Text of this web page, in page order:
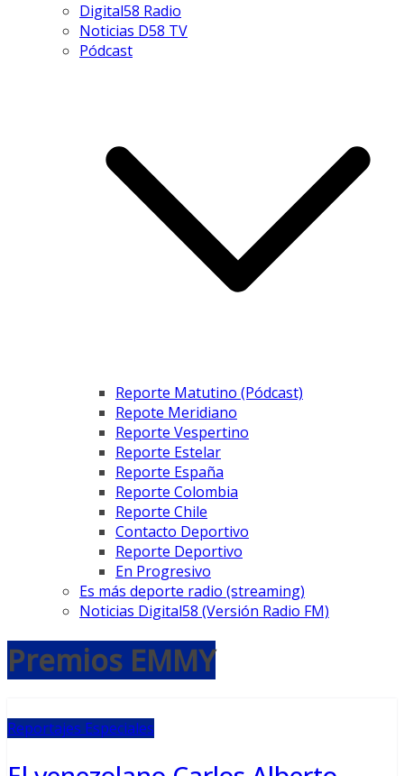
Digital58 Radio
Noticias D58 TV
Pódcast
Reporte Matutino (Pódcast)
Repote Meridiano
Reporte Vespertino
Reporte Estelar
Reporte España
Reporte Colombia
Reporte Chile
Contacto Deportivo
Reporte Deportivo
En Progresivo
Es más deporte radio (streaming)
Noticias Digital58 (Versión Radio FM)
Premios EMMY
Reportajes Especiales